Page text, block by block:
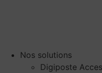
Nos solutions
Digiposte